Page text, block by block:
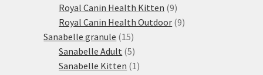
Royal Canin Health Kitten 99
produktů
Royal Canin Health Outdoor 99
Sanabelle granule 1515
produktů
Sanabelle Adult 55
produktů
Sanabelle Kitten 1 1